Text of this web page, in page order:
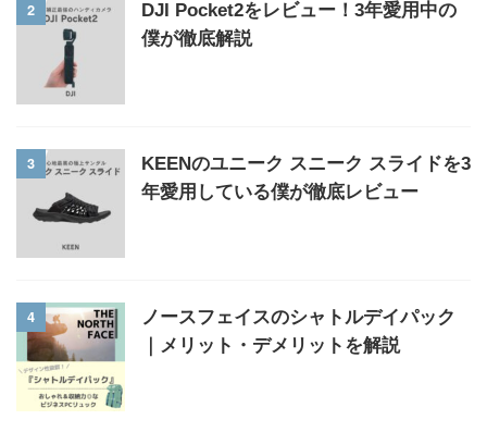
2
DJI Pocket2をレビュー！3年愛用中の
僕が徹底解説
3
KEENのユニーク スニーク スライドを3
年愛用している僕が徹底レビュー
4
ノースフェイスのシャトルデイパック
｜メリット・デメリットを解説